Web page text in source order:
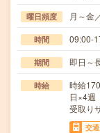
曜日頻度 月～金
時間 09:00-
期間 即日～
時給
時給
日×4週
受取り
交